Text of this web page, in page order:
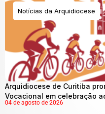
Notícias da Arquidiocese
Arquidiocese de Curitiba
Vocacional em celebração
04 de agosto de 2026